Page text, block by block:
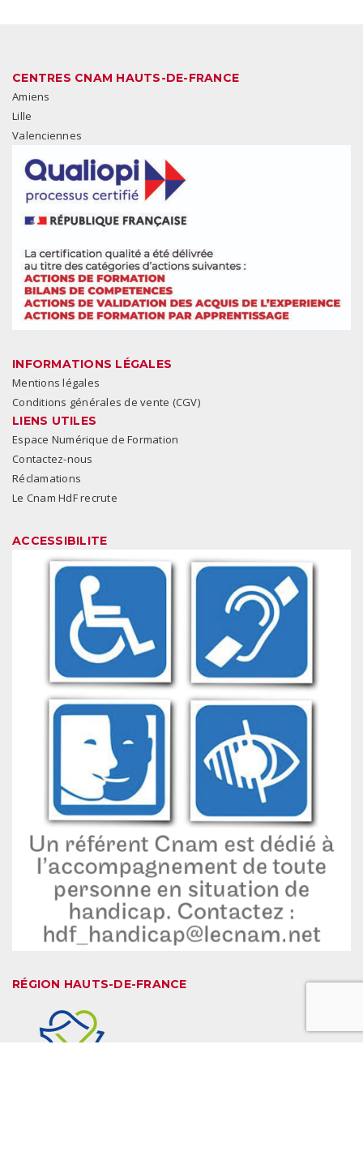
CENTRES CNAM HAUTS-DE-FRANCE
Amiens
Lille
Valenciennes
INFORMATIONS LÉGALES
Mentions légales
Conditions générales de vente (CGV)
LIENS UTILES
Espace Numérique de Formation
Contactez-nous
Réclamations
Le Cnam HdF recrute
ACCESSIBILITE
RÉGION HAUTS-DE-FRANCE